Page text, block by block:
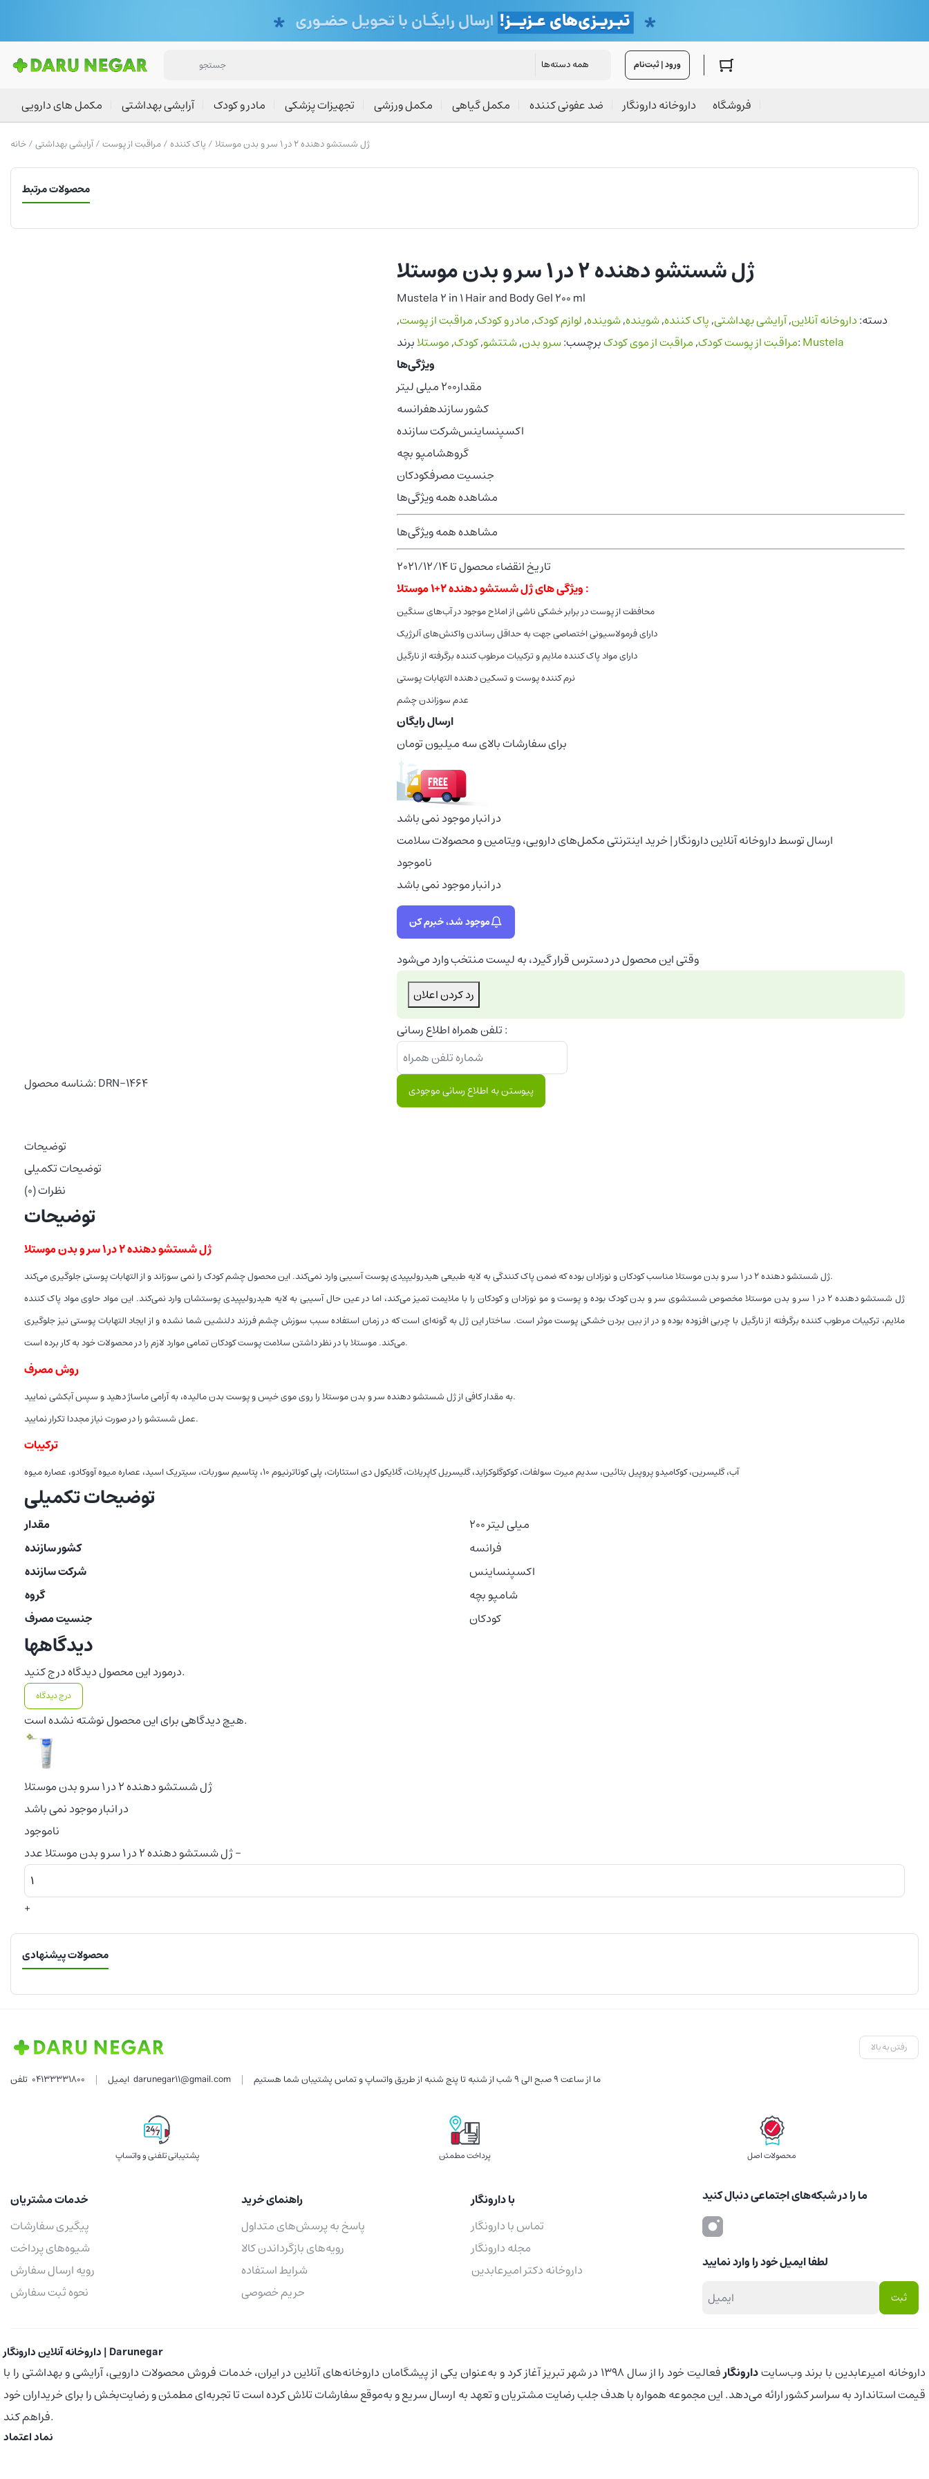
ورود | ثبت‌نام
مکمل های دارویی آرایشی بهداشتی مادر و کودک تجهیزات پزشکی مکمل ورزشی مکمل گیاهی ضد عفونی کننده داروخانه دارونگار فروشگاه
خانه/آرایشی بهداشتی/مراقبت از پوست/پاک کننده / ژل شستشو دهنده ۲ در ۱ سر و بدن موستلا
محصولات مرتبط
شناسه محصول:DRN-1464
ژل شستشو دهنده ۲ در ۱ سر و بدن موستلا
Mustela 2 in 1 Hair and Body Gel 200 ml
دسته:داروخانه آنلاین,آرایشی بهداشتی,پاک کننده,شوینده,شوینده,لوازم کودک,مادر و کودک,مراقبت از پوست,
مراقبت از پوست کودک,مراقبت از موی کودکبرچسب:سرو بدن,شتتشو,کودک,موستلا برند:Mustela
ویژگی‌ها
مقدار200 میلی لیتر
کشور سازندهفرانسه
شرکت سازندهاکسپنساینس
گروهشامپو بچه
جنسیت مصرفکودکان
مشاهده همه ویژگی‌ها
مشاهده همه ویژگی‌ها
تاریخ انقضاء محصول تا 2021/12/14
ویژگی های ژل شستشو دهنده ۲+۱ موستلا :
محافظت از پوست در برابر خشکی ناشی از املاح موجود در آب‌های سنگین
دارای فرمولاسیونی اختصاصی جهت به حداقل رساندن واکنش‌های آلرژیک
دارای مواد پاک کننده ملایم و ترکیبات مرطوب کننده برگرفته از نارگیل
نرم کننده پوست و تسکین دهنده التهابات پوستی
عدم سوزاندن چشم
ارسال رایگان
برای سفارشات بالای سه میلیون تومان
در انبار موجود نمی باشد
ارسال توسط داروخانه آنلاین دارونگار | خرید اینترنتی مکمل‌های دارویی، ویتامین و محصولات سلامت
ناموجود
در انبار موجود نمی باشد
موجود شد، خبرم کن
وقتی این محصول در دسترس قرار گیرد، به لیست منتخب وارد می‌شود
رد کردن اعلان
تلفن همراه اطلاع رسانی :
پیوستن به اطلاع رسانی موجودی
توضیحات
توضیحات تکمیلی
نظرات (0)
توضیحات
ژل شستشو دهنده ۲ در ۱ سر و بدن موستلا
ژل شستشو دهنده ۲ در ۱ سر و بدن موستلا مناسب کودکان و نوزادان بوده که ضمن پاک کنندگی به لایه طبیعی هیدرولیپیدی پوست آسیبی وارد نمی‌کند. این محصول چشم کودک را نمی سوزاند و از التهابات پوستی جلوگیری می‌کند.
ژل شستشو دهنده ۲ در ۱ سر و بدن موستلا مخصوص شستشوی سر و بدن کودک بوده و پوست و مو نوزادان و کودکان را با ملایمت تمیز می‌کند، اما در عین حال آسیبی به لایه هیدرولیپیدی پوستشان وارد نمی‌کند. این مواد حاوی مواد پاک کننده
ملایم، ترکیبات مرطوب کننده برگرفته از نارگیل با چربی افزوده بوده و در از بین بردن خشکی پوست موثر است. ساختار این ژل به گونه‌ای است که در زمان استفاده سبب سوزش چشم فرزند دلنشین شما نشده و از ایجاد التهابات پوستی نیز جلوگیری
می‌کند. موستلا با در نظر داشتن سلامت پوست کودکان تمامی موارد لازم را در محصولات خود به کار برده است.
روش مصرف
به مقدار کافی از ژل شستشو دهنده سر و بدن موستلا را روی موی خیس و پوست بدن مالیده، به آرامی ماساژ دهید و سپس آبکشی نمایید.
عمل شستشو را در صورت نیاز مجددا تکرار نمایید.
ترکیبات
آب، گلیسرین، کوکامیدو پروپیل بتائین، سدیم میرت سولفات، کوکوگلوکزاید، گلیسریل کاپریلات، گلایکول دی استئارات، پلی کوتاترنیوم ۱۰، پتاسیم سوربات، سیتریک اسید، عصاره میوه آووکادو، عصاره میوه
توضیحات تکمیلی
مقدار
200 میلی لیتر
کشور سازنده
فرانسه
شرکت سازنده
اکسپنساینس
گروه
شامپو بچه
جنسیت مصرف
کودکان
دیدگاهها
درمورد این محصول دیدگاه درج کنید.
درج دیدگاه
هیچ دیدگاهی برای این محصول نوشته نشده است.
ژل شستشو دهنده ۲ در ۱ سر و بدن موستلا
در انبار موجود نمی باشد
ناموجود
ژل شستشو دهنده ۲ در ۱ سر و بدن موستلا عدد-
+
محصولات پیشنهادی
رفتن به بالا
04133331800 darunegar11@gmail.com ما از ساعت 9 صبح الی 9 شب از شنبه تا پنج شنبه از طریق واتساپ و تماس پشتیبان شما هستیم
پشتیبانی تلفنی و واتساپ پرداخت مطمئن محصولات اصل
خدمات مشتریان
پیگیری سفارشات
شیوه‌های پرداخت
رویه ارسال سفارش
نحوه ثبت سفارش
راهنمای خرید
پاسخ به پرسش‌های متداول
رویه‌های بازگرداندن کالا
شرایط استفاده
حریم خصوصی
با دارونگار
تماس با دارونگار
مجله دارونگار
داروخانه دکتر امیرعابدین
ما را در شبکه‌های اجتماعی دنبال کنید
لطفا ایمیل خود را وارد نمایید
داروخانه آنلاین دارونگار | Darunegar
داروخانه امیرعابدین با برند وب‌سایتدارونگار
فعالیت خود را از سال 1398 در شهر تبریز آغاز کرد و به‌عنوان یکی از پیشگامان داروخانه‌های آنلاین در ایران، خدمات فروش محصولات دارویی، آرایشی و بهداشتی را با
قیمت استاندارد به سراسر کشور ارائه می‌دهد. این مجموعه همواره با هدف جلب رضایت مشتریان و تعهد به ارسال سریع و به‌موقع سفارشات تلاش کرده است تا تجربه‌ای مطمئن و رضایت‌بخش را برای خریداران خود
فراهم کند.
نماد اعتماد